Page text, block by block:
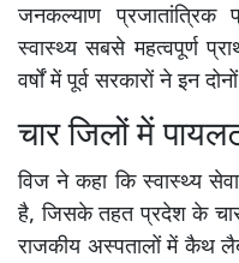
जनकल्याण प्रजातांत्रिक
स्वास्थ्य सबसे महत्वपूर्ण
वर्षों में पूर्व सरकारों ने इन
चार जिलों में
विज ने कहा कि स्वास्थ्य
है, जिसके तहत प्रदेश के
राजकीय अस्पतालों में कैथ